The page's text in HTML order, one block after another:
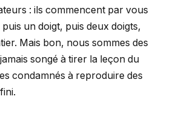
: ils commencent par vous
un doigt, puis deux doigts,
Mais bon, nous sommes des
songé à tirer la leçon du
condamnés à reproduire des